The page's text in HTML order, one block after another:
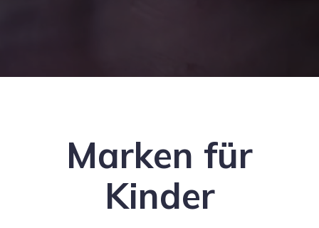
Marken für
Kinder